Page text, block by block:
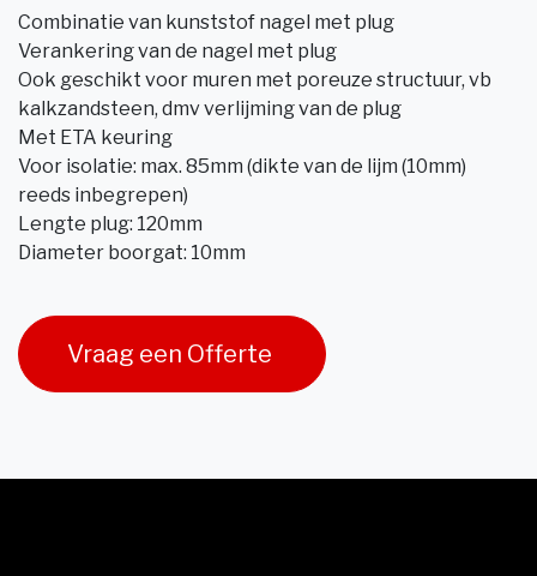
Combinatie van kunststof nagel met plug
Verankering van de nagel met plug
Ook geschikt voor muren met poreuze structuur, vb
kalkzandsteen, dmv verlijming van de plug
Met ETA keuring
Voor isolatie: max. 85mm (dikte van de lijm (10mm)
reeds inbegrepen)
Lengte plug: 120mm
Diameter boorgat: 10mm
Vraag een Offerte